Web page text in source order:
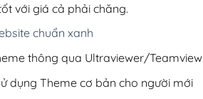
với giá cả phải chăng.
chuẩn xanh
thông qua Ultraviewer/Teamview
dụng Theme cơ bản cho người mới